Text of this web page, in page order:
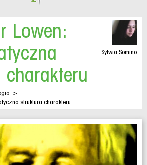
Sylwia Somino
Lowen:
>
struktura charakteru